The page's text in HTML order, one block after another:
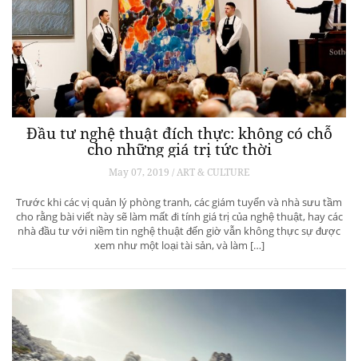
Đầu tư nghệ thuật đích thực: không có chỗ
cho những giá trị tức thời
May 07, 2019 / ART & CULTURE
Trước khi các vị quản lý phòng tranh, các giám tuyển và nhà sưu tầm
cho rằng bài viết này sẽ làm mất đi tính giá trị của nghệ thuật, hay các
nhà đầu tư với niềm tin nghệ thuật đến giờ vẫn không thực sự được
xem như một loại tài sản, và làm […]